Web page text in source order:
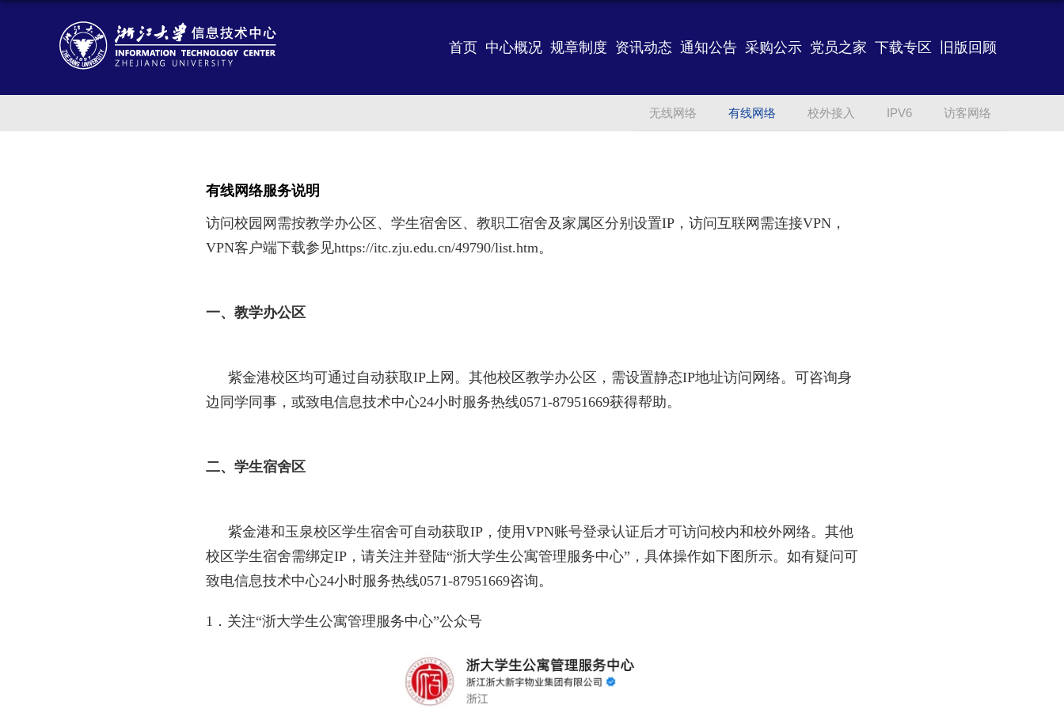
首页 中心概况 规章制度 资讯动态 通知公告 采购公示 党员之家 下载专区 旧版回顾
无线网络 有线网络 校外接入 IPV6 访客网络
有线网络服务说明
访问校园网需按教学办公区、学生宿舍区、教职工宿舍及家属区分别设置IP，访问互联网需连接VPN，
VPN客户端下载参见https://itc.zju.edu.cn/49790/list.htm。
一、教学办公区
紫金港校区均可通过自动获取IP上网。其他校区教学办公区，需设置静态IP地址访问网络。可咨询身
边同学同事，或致电信息技术中心24小时服务热线0571-87951669获得帮助。
二、学生宿舍区
紫金港和玉泉校区学生宿舍可自动获取IP， 使用VPN账号登录认证后才可访问校内和校外网络。其他
校区学生宿舍需绑定IP，请关注并登陆“浙大学生公寓管理服务中心” ，具体操作如下图所示。如有疑问可
致电信息技术中心24小时服务热线0571-87951669咨询。
1 ． 关注“浙大学生公寓管理服务中心”公众号